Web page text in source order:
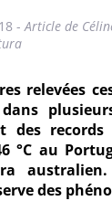
-Article de
relevées
des
°C au
des